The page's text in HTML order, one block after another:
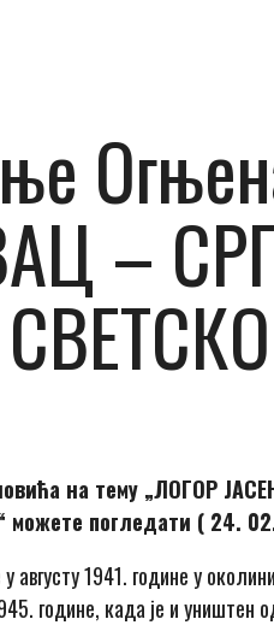
–
на тему „ЛОГОР
можете погледати ( 24.
августу 1941. године у
године, када је и уништен